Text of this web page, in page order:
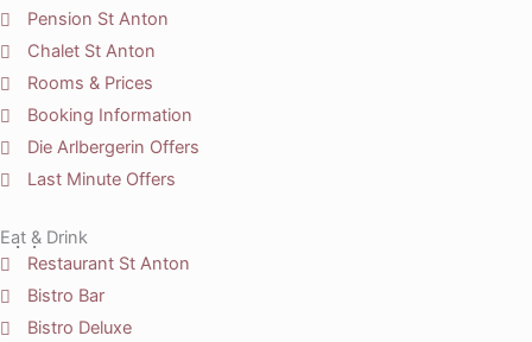
Pension St Anton
Chalet St Anton
Rooms & Prices
Booking Information
Die Arlbergerin Offers
Last Minute Offers
Eat & Drink
Restaurant St Anton
Bistro Bar
Bistro Deluxe